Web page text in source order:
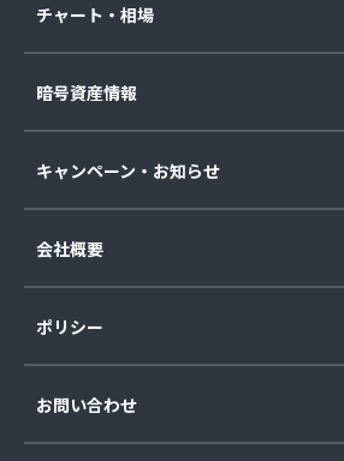
チャート・相場
暗号資産情報
キャンペーン・お知らせ
会社概要
ポリシー
お問い合わせ